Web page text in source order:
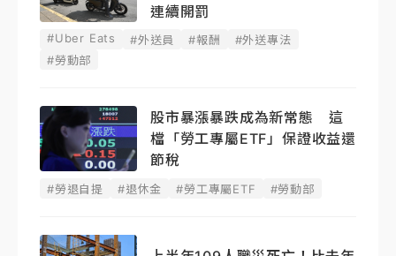
連續開罰
#Uber Eats #外送員 #報酬
#外送專法
#勞動部
股市暴漲暴跌成為新常態 這
檔「勞工專屬ETF」保證收益還
節稅
#勞退自提 #退休金 #勞工專屬ETF #勞動部